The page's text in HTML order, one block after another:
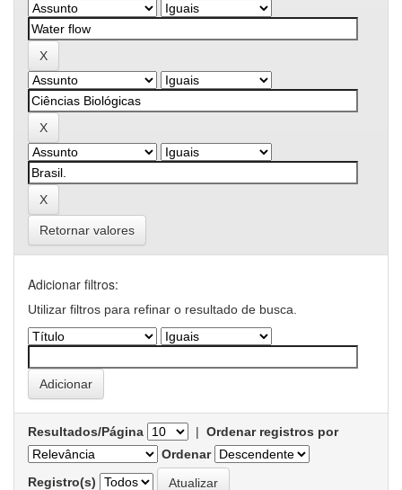
Retornar valores
Adicionar filtros:
Utilizar filtros para refinar o resultado de busca.
Resultados/Página | Ordenar registros por
Ordenar
Registro(s)